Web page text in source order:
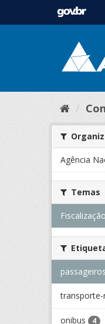
Agência
Temas
Fiscalização
passageiros
transporte-
onibus 4